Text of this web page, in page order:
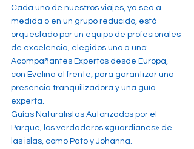
Cada uno de nuestros viajes, ya sea a
medida o en un grupo reducido, está
orquestado por un equipo de profesionales
de excelencia, elegidos uno a uno:
Acompañantes Expertos desde Europa,
con Evelina al frente, para garantizar una
presencia tranquilizadora y una guía
experta.
Guías Naturalistas Autorizados por el
Parque, los verdaderos «guardianes» de
las islas, como Pato y Johanna.